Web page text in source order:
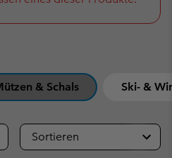
& Schals Ski- &
Sortieren